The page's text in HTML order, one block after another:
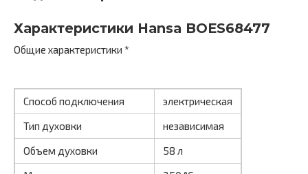
Характеристики Hansa BOES68477
Общие характеристики *
Способ подключения
электрическая
Тип духовки
независимая
Объем духовки
58 л